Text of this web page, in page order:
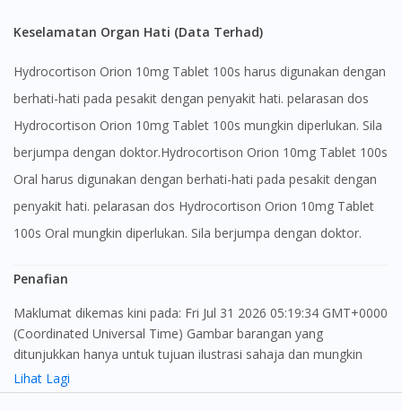
Keselamatan Organ Hati (Data Terhad)
Hydrocortison Orion 10mg Tablet 100s harus digunakan dengan
berhati-hati pada pesakit dengan penyakit hati. pelarasan dos
Hydrocortison Orion 10mg Tablet 100s mungkin diperlukan. Sila
berjumpa dengan doktor.Hydrocortison Orion 10mg Tablet 100s
Oral harus digunakan dengan berhati-hati pada pesakit dengan
penyakit hati. pelarasan dos Hydrocortison Orion 10mg Tablet
100s Oral mungkin diperlukan. Sila berjumpa dengan doktor.
Penafian
Maklumat dikemas kini pada: Fri Jul 31 2026 05:19:34 GMT+0000
(Coordinated Universal Time) Gambar barangan yang
ditunjukkan hanya untuk tujuan ilustrasi sahaja dan mungkin
tidak seperti produk yang sebenar
Lihat Lagi